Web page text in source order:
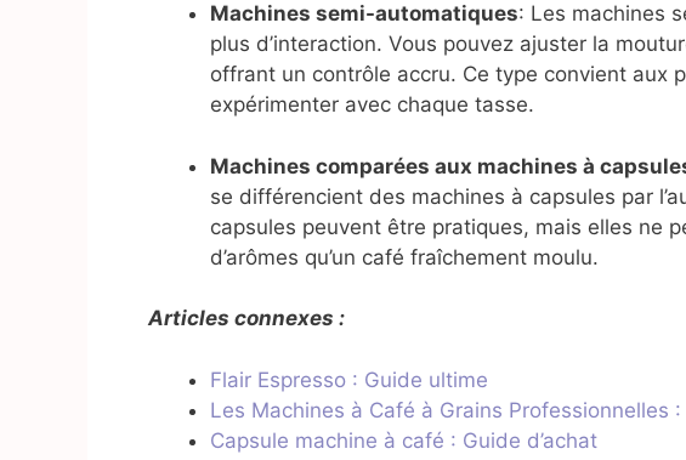
Machines semi-automatiques: Les machines
plus d’interaction. Vous pouvez ajuster la
offrant un contrôle accru. Ce type convient aux
expérimenter avec chaque tasse.
Machines comparées aux machines à
se différencient des machines à capsules par
capsules peuvent être pratiques, mais elles ne
d’arômes qu’un café fraîchement moulu.
Articles connexes :
Flair Espresso : Guide ultime
Les Machines à Café à Grains Professionnelles
Capsule machine à café : Guide d’achat